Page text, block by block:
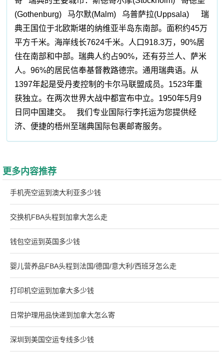
(Gothenburg) 马尔默(Malm) 乌普萨拉(Uppsala) 瑞
典王国位于北欧斯堪的纳维亚半岛东南部。面积约45万
平方千米。海岸线长7624千米。人口918.3万，90%居
住在南部和中部。瑞典人约占90%，还有芬兰人、萨米
人。96%的居民信奉基督教路德宗。通用瑞典语。从
1397年起是受丹麦控制的卡尔马联盟成员。1523年重
获独立。在两次世界大战中都宣布中立。1950年5月9
日同中国建交。 我们专业国际行李托运为您提供经
济、便捷的梧州至瑞典国际包裹邮寄服务。
更多内容推荐
手机壳空运到澳大利亚多少钱
交换机FBA头程到加拿大怎么走
钱包空运到英国多少钱
婴儿营养品FBA头程到法国/德国/意大利/西班牙怎么走
打印机空运到加拿大多少钱
日常护理用品快递到加拿大怎么寄
深圳到美国空运专线多少钱